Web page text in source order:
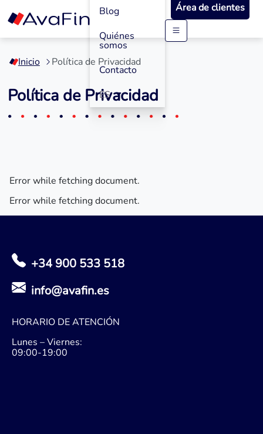
contenido
Blog
Quiénes
somos
Contacto
ES
Área de clientes
Inicio Política de Privacidad
Política de Privacidad
Error while fetching document.
Error while fetching document.
+34 900 533 518
info@avafin.es
HORARIO DE ATENCIÓN
Lunes – Viernes:
09:00-19:00